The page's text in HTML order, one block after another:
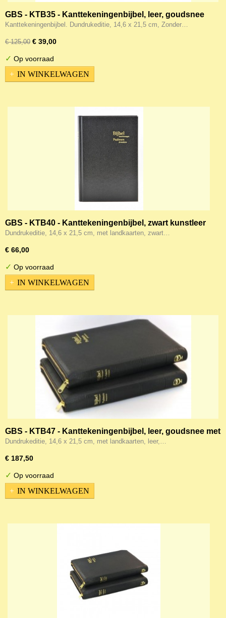
GBS - KTB35 - Kanttekeningenbijbel, leer, goudsnee
Kanttekeningenbijbel. Dundrukeditie, 14,6 x 21,5 cm, Zonder…
€ 125,00 € 39,00
✓ Op voorraad
IN WINKELWAGEN
GBS - KTB40 - Kanttekeningenbijbel, zwart kunstleer
Dundrukeditie, 14,6 x 21,5 cm, met landkaarten, zwart…
€ 66,00
✓ Op voorraad
IN WINKELWAGEN
GBS - KTB47 - Kanttekeningenbijbel, leer, goudsnee met
rits
Dundrukeditie, 14,6 x 21,5 cm, met landkaarten, leer,…
€ 187,50
✓ Op voorraad
IN WINKELWAGEN